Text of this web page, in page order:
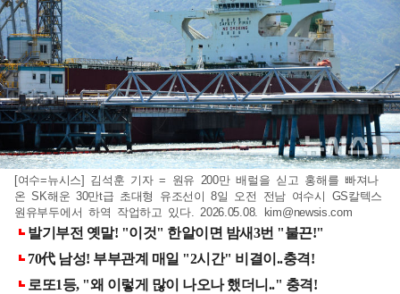
[여수=뉴시스] 김석훈 기자 = 원유 200만 배럴을 싣고 홍해를 빠져나
온 SK해운 30만t급 초대형 유조선이 8일 오전 전남 여수시 GS칼텍스
원유부두에서 하역 작업하고 있다. 2026.05.08.
kim@newsis.com